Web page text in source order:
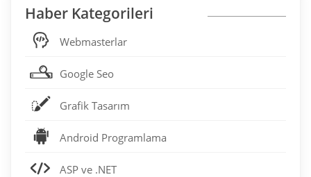
Haber Kategorileri
Webmasterlar
Google Seo
Grafik Tasarım
Android Programlama
ASP ve .NET